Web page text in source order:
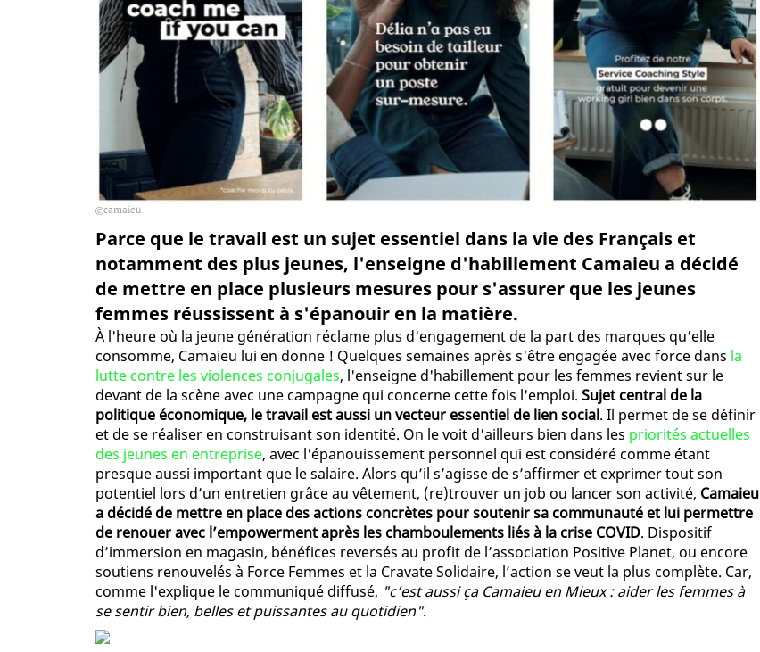
camaieu
Parce que le travail est un sujet essentiel dans la vie des Français et
notamment des plus jeunes, l'enseigne d'habillement Camaieu a décidé
de mettre en place plusieurs mesures pour s'assurer que les jeunes
femmes réussissent à s'épanouir en la matière.
À l'heure où la jeune génération réclame plus d'engagement de la part des marques qu'elle
consomme, Camaieu lui en donne ! Quelques semaines après s'être engagée avec force dans la
lutte contre les violences conjugales, l'enseigne d'habillement pour les femmes revient sur le
devant de la scène avec une campagne qui concerne cette fois l'emploi. Sujet central de la
politique économique, le travail est aussi un vecteur essentiel de lien social. Il permet de se définir
et de se réaliser en construisant son identité. On le voit d'ailleurs bien dans les priorités actuelles
des jeunes en entreprise, avec l'épanouissement personnel qui est considéré comme étant
presque aussi important que le salaire. Alors qu’il s’agisse de s’affirmer et exprimer tout son
potentiel lors d’un entretien grâce au vêtement, (re)trouver un job ou lancer son activité, Camaieu
a décidé de mettre en place des actions concrètes pour soutenir sa communauté et lui permettre
de renouer avec l’empowerment après les chamboulements liés à la crise COVID. Dispositif
d’immersion en magasin, bénéfices reversés au profit de l’association Positive Planet, ou encore
soutiens renouvelés à Force Femmes et la Cravate Solidaire, l’action se veut la plus complète. Car,
comme l'explique le communiqué diffusé, "c’est aussi ça Camaieu en Mieux : aider les femmes à
se sentir bien, belles et puissantes au quotidien".